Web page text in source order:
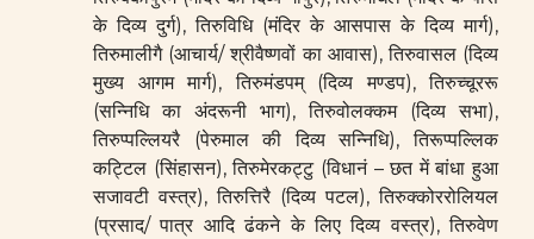
के दिव्य दुर्ग), तिरुविधि (मंदिर के आसपास के दिव्य मार्ग),
तिरुमालीगै (आचार्य/ श्रीवैष्णवों का आवास), तिरुवासल (दिव्य
मुख्य आगम मार्ग), तिरुमंडपम् (दिव्य मण्डप), तिरुच्चूररू
(सन्निधि का अंदरूनी भाग), तिरुवोलक्कम (दिव्य सभा),
तिरुप्पल्लियरै (पेरुमाल की दिव्य सन्निधि), तिरूप्पल्लिक
कट्टिल (सिंहासन), तिरुमेरकट्टु (विधानं – छत में बांधा हुआ
सजावटी वस्त्र), तिरुत्तिरै (दिव्य पटल), तिरुक्कोररोलियल
(प्रसाद/ पात्र आदि ढंकने के लिए दिव्य वस्त्र), तिरुवेण